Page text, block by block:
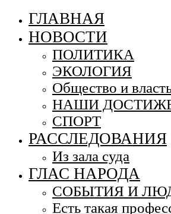
ГЛАВНАЯ
НОВОСТИ
ПОЛИТИКА
ЭКОЛОГИЯ
Общество и
НАШИ
СПОРТ
РАССЛЕДОВАНИЯ
Из зала суда
ГЛАС НАРОДА
СОБЫТИЯ И
Есть такая